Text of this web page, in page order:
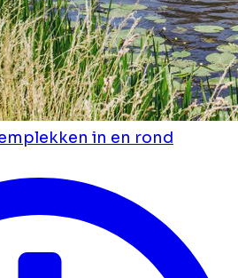
in en rond